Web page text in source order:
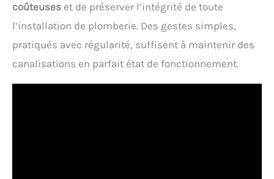
coûteuses et de préserver l’intégrité de toute
l’installation de plomberie. Des gestes simples,
pratiqués avec régularité, suffisent à maintenir des
canalisations en parfait état de fonctionnement.